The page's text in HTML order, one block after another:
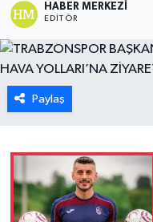
HABER MERKEZI
EDITÖR
Paylaş